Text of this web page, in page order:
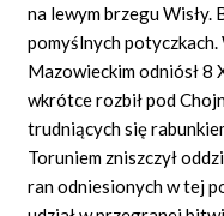
na lewym brzegu Wisły.
pomyślnych potyczkach.
Mazowieckim odniósł 8
wkrótce rozbił pod
trudniących się
Toruniem zniszczył
ran odniesionych w tej